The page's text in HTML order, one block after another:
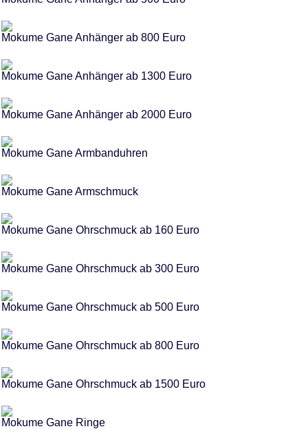
Mokume Gane Anhänger ab 800 Euro
Mokume Gane Anhänger ab 1300 Euro
Mokume Gane Anhänger ab 2000 Euro
Mokume Gane Armbanduhren
Mokume Gane Armschmuck
Mokume Gane Ohrschmuck ab 160 Euro
Mokume Gane Ohrschmuck ab 300 Euro
Mokume Gane Ohrschmuck ab 500 Euro
Mokume Gane Ohrschmuck ab 800 Euro
Mokume Gane Ohrschmuck ab 1500 Euro
Mokume Gane Ringe